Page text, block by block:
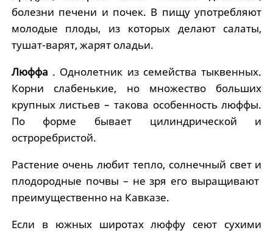
болезни печени и почек. В пищу употребляют
молодые плоды, из которых делают салаты,
тушат-варят, жарят оладьи.
Люффа . Однолетник из семейства тыквенных.
Корни слабенькие, но множество больших
крупных листьев – такова особенность люффы.
По форме бывает цилиндрической и
остроребристой.
Растение очень любит тепло, солнечный свет и
плодородные почвы – не зря его выращивают
преимущественно на Кавказе.
Если в южных широтах люффу сеют сухими